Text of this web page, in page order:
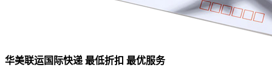
华美联运国际快递 最低折扣 最优服务